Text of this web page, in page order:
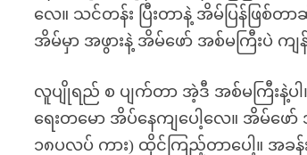
လေ။ သင်တန်း ပြီးတာနဲ့ အိမ်ပြန်ဖြ
အိမ်မှာ အဖွားနဲ့ အိမ်ဖော် အစ်မကြီးပဲ က
လူပျိုရည် စ ပျက်တာ အဲ့ဒီ အစ်မကြီးနဲ့ပ
ရေးတမော အိပ်နေကျပေါ့လေ။ အိမ်ဖေ
၁၈ပလပ် ကား) ထိုင်ကြည့်တာပေါ့။ အခန်း